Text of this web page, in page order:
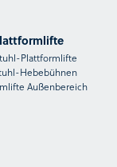
Plattformlifte
Hebebühnen
Außenbereich